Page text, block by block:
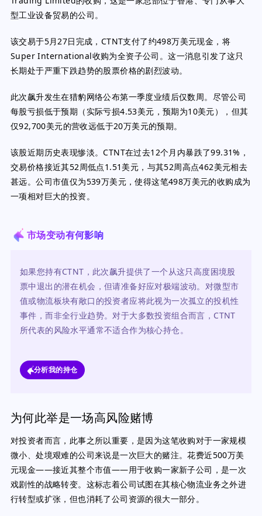
型工业设备贸易的公司。
该交易于5月27日完成，CTNT支付了约498万美元现金，将
Super International收购为全资子公司。这一消息引发了这只
长期处于严重下跌趋势的股票价格的剧烈波动。
此次飙升发生在猎豹网络公布第一季度业绩后仅数周。尽管公司
每股亏损低于预期（实际亏损4.53美元，预期为10美元），但其
仅92,700美元的营收远低于20万美元的预期。
该股近期历史表现惨淡。CTNT在过去12个月内暴跌了99.31%，
交易价格接近其52周低点1.51美元，与其52周高点462美元相去
甚远。公司市值仅为539万美元，使得这笔498万美元的收购成为
一项相对巨大的投资。
市场变动有何影响
如果您持有CTNT，此次飙升提供了一个从这只高度困境股
票中退出的潜在机会，但请准备好应对极端波动。对微型市
值或物流板块有敞口的投资者应将此视为一次孤立的投机性
事件，而非全行业趋势。对于大多数投资组合而言，CTNT
所代表的风险水平通常不适合作为核心持仓。
分析我的持仓
为何此举是一场高风险赌博
对投资者而言，此事之所以重要，是因为这笔收购对于一家规模
微小、处境艰难的公司来说是一次巨大的赌注。花费近500万美
元现金——接近其整个市值——用于收购一家新子公司，是一次
戏剧性的战略转变。这标志着公司试图在其核心物流业务之外进
行转型或扩张，但也消耗了公司资源的很大一部分。